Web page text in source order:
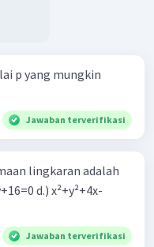
p yang mungkin
Jawaban terverifikasi
lingkaran adalah
d.) x²+y²+4x-
Jawaban terverifikasi